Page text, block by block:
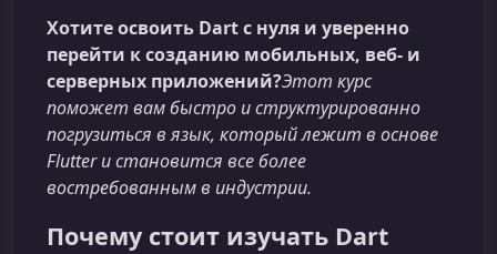
Хотите освоить Dart с нуля и уверенно
перейти к созданию мобильных, веб‑ и
серверных приложений?Этот курс
поможет вам быстро и структурированно
погрузиться в язык, который лежит в основе
Flutter и становится все более
востребованным в индустрии.
Почему стоит изучать Dart